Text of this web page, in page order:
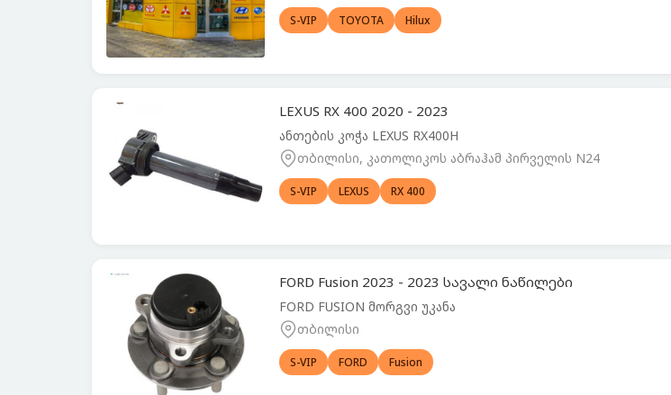
S-VIP TOYOTA Hilux
LEXUS RX 400 2020 - 2023
ანთების კოჭა LEXUS RX400H
თბილისი, კათოლიკოს აბრაჰამ პირველის N24
S-VIP LEXUS RX 400
FORD Fusion 2023 - 2023 სავალი ნაწილები
FORD FUSION მორგვი უკანა
თბილისი
S-VIP FORD Fusion